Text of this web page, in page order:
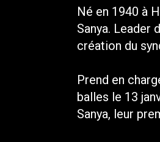
Né en 1940 à
Sanya. Leader
création du
Prend en
balles le 13
Sanya, leur